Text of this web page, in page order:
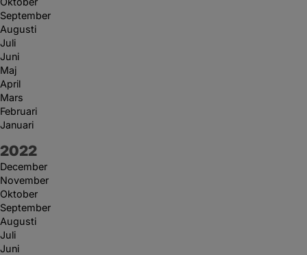
September
Augusti
Juli
Juni
Maj
April
Mars
Februari
Januari
År:
2022
December
November
Oktober
September
Augusti
Juli
Juni